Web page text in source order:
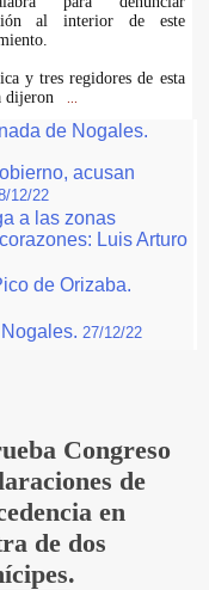
al interior de este
y tres regidores de esta
dijeron
de Nogales.
acusan
12/22
a las zonas
Luis Arturo
de Orizaba.
27/12/22
Congreso
de
en
de dos